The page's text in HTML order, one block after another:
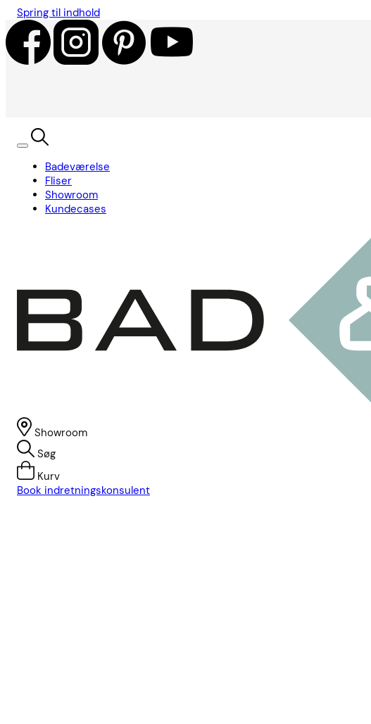
Spring til indhold
Badeværelse
Fliser
Showroom
Kundecases
Showroom
Søg
Kurv
Book indretningskonsulent